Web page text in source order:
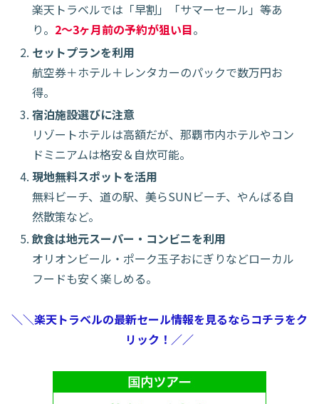
楽天トラベルでは「早割」「サマーセール」等あ
り。 2〜3ヶ月前の予約が狙い目。
セットプランを利用
航空券＋ホテル＋レンタカーのパックで数万円お
得。
宿泊施設選びに注意
リゾートホテルは高額だが、那覇市内ホテルやコン
ドミニアムは格安＆自炊可能。
現地無料スポットを活用
無料ビーチ、道の駅、美らSUNビーチ、やんばる自
然散策など。
飲食は地元スーパー・コンビニを利用
オリオンビール・ポーク玉子おにぎりなどローカル
フードも安く楽しめる。
＼＼楽天トラベルの最新セール情報を見るならコチラをク
リック！／／